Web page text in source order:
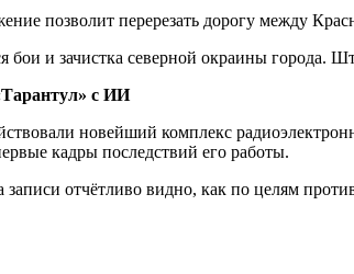
позволит перерезать дорогу между
и зачистка северной окраины города.
с ИИ
новейший комплекс
кадры последствий его работы.
отчётливо видно, как по целям